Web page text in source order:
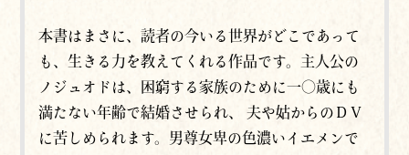
本書はまさに、読者の今いる世界がどこであって
も、生きる力を教えてくれる作品です。主人公の
ノジュオドは、困窮する家族のために一〇歳にも
満たない年齢で結婚させられ、 夫や姑からのＤＶ
に苦しめられます。男尊女卑の色濃いイエメンで